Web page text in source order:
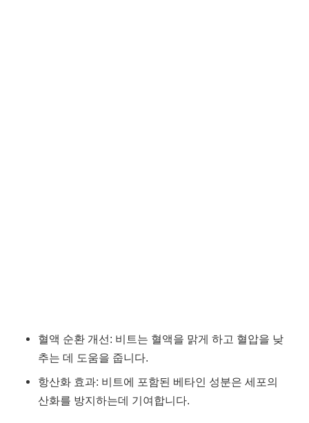
혈액 순환 개선: 비트는 혈액을 맑게 하고 혈압을 낮
추는 데 도움을 줍니다.
항산화 효과: 비트에 포함된 베타인 성분은 세포의
산화를 방지하는데 기여합니다.